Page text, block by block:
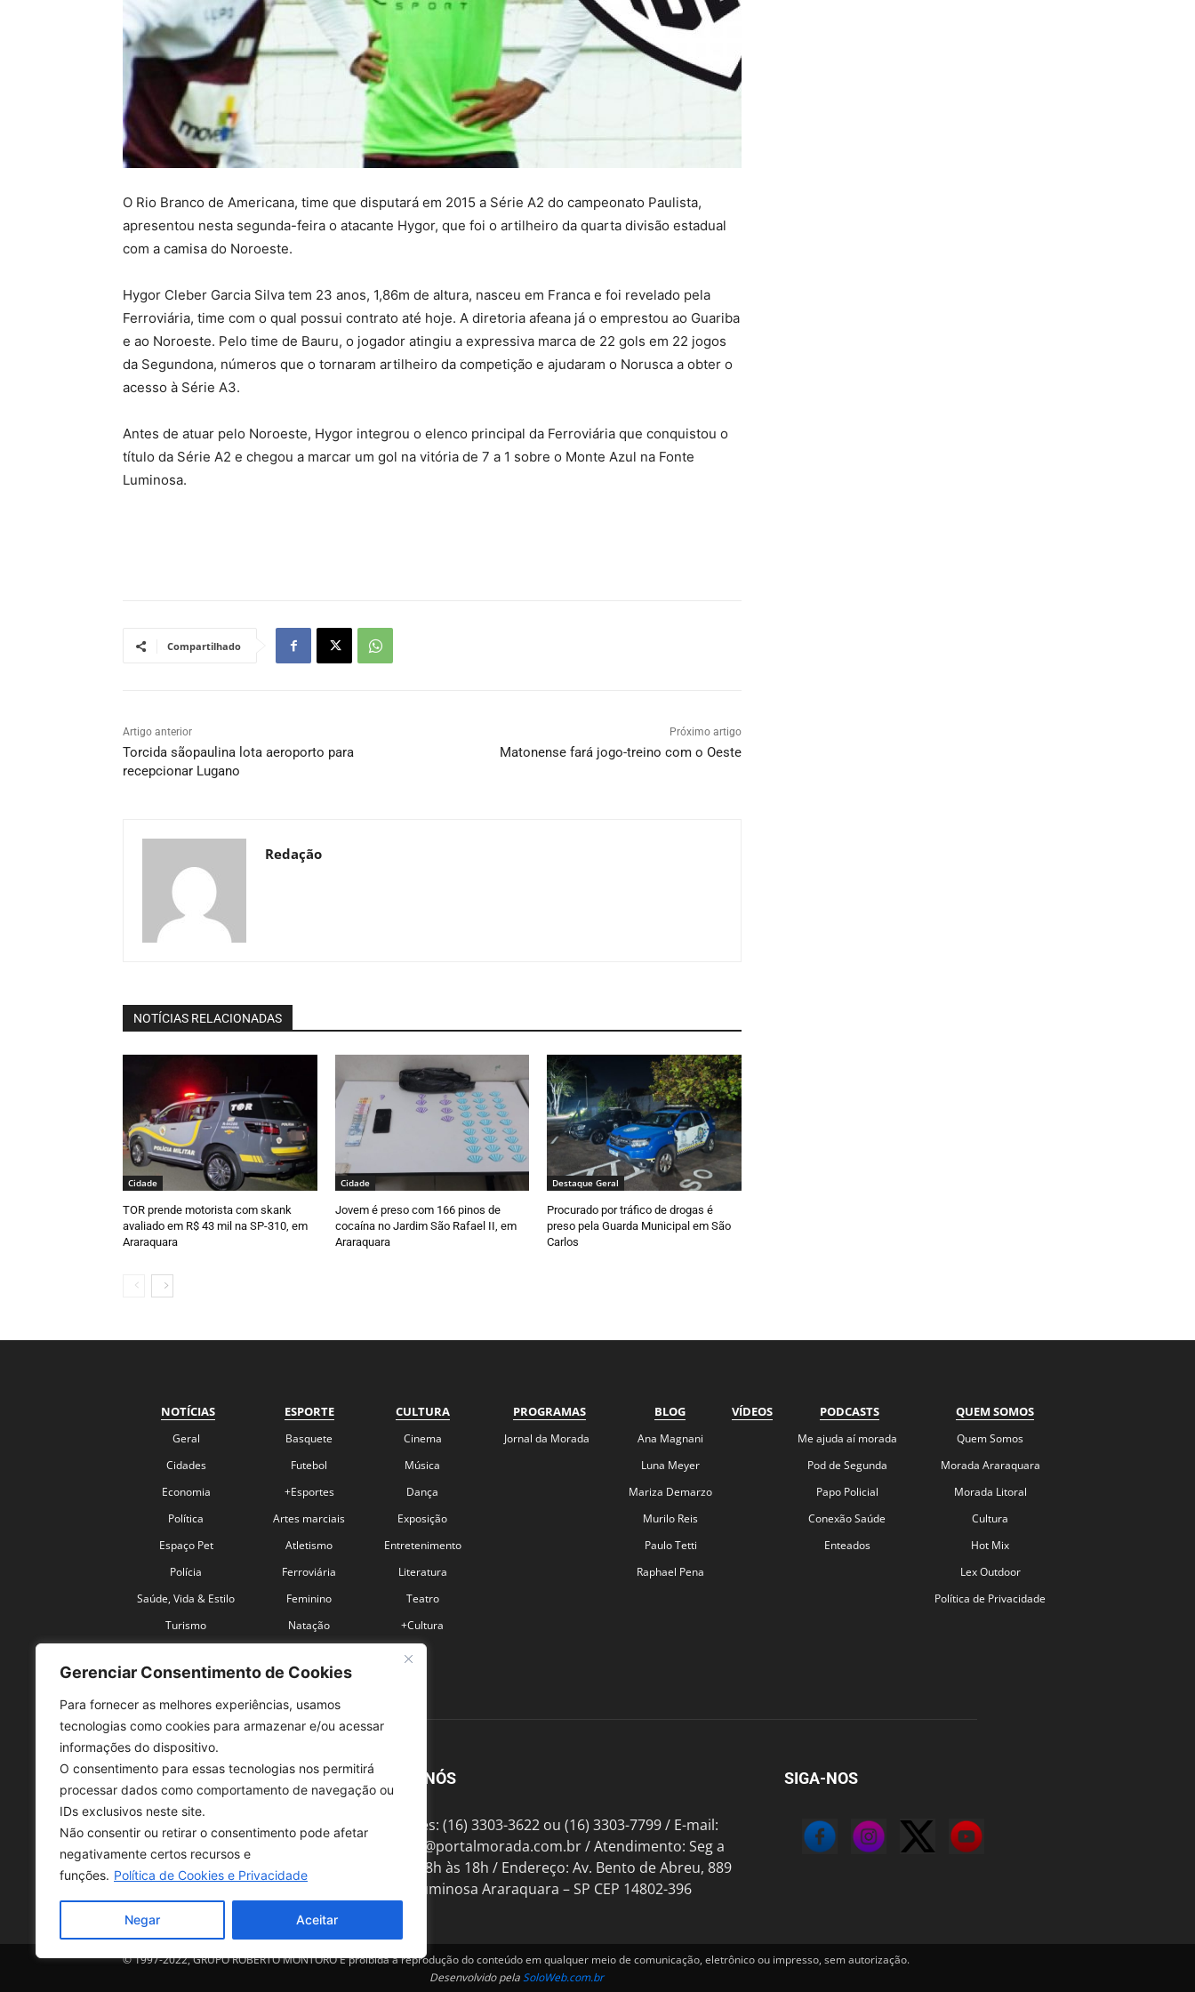
Gerenciar Consentimento de Cookies
Para fornecer as melhores experiências, usamos
tecnologias como cookies para armazenar e/ou acessar
informações do dispositivo.
O consentimento para essas tecnologias nos permitirá
processar dados como comportamento de navegação ou
IDs exclusivos neste site.
Não consentir ou retirar o consentimento pode afetar
negativamente certos recursos e
funções. Política de Cookies e Privacidade
Negar Aceitar
O Rio Branco de Americana, time que disputará em 2015 a Série A2 do campeonato Paulista,
apresentou nesta segunda-feira o atacante Hygor, que foi o artilheiro da quarta divisão estadual
com a camisa do Noroeste.
Hygor Cleber Garcia Silva tem 23 anos, 1,86m de altura, nasceu em Franca e foi revelado pela
Ferroviária, time com o qual possui contrato até hoje. A diretoria afeana já o emprestou ao Guariba
e ao Noroeste. Pelo time de Bauru, o jogador atingiu a expressiva marca de 22 gols em 22 jogos
da Segundona, números que o tornaram artilheiro da competição e ajudaram o Norusca a obter o
acesso à Série A3.
Antes de atuar pelo Noroeste, Hygor integrou o elenco principal da Ferroviária que conquistou o
título da Série A2 e chegou a marcar um gol na vitória de 7 a 1 sobre o Monte Azul na Fonte
Luminosa.
Compartilhado
Artigo anterior
Torcida sãopaulina lota aeroporto para
recepcionar Lugano
Próximo artigo
Matonense fará jogo-treino com o Oeste
Redação
NOTÍCIAS RELACIONADAS
Cidade
TOR prende motorista com skank
avaliado em R$ 43 mil na SP-310, em
Araraquara
Cidade
Jovem é preso com 166 pinos de
cocaína no Jardim São Rafael II, em
Araraquara
Destaque Geral
Procurado por tráfico de drogas é
preso pela Guarda Municipal em São
Carlos
NOTÍCIAS
Geral
Cidades
Economia
Política
Espaço Pet
Polícia
Saúde, Vida & Estilo
Turismo
ESPORTE
Basquete
Futebol
+Esportes
Artes marciais
Atletismo
Ferroviária
Feminino
Natação
CULTURA
Cinema
Música
Dança
Exposição
Entretenimento
Literatura
Teatro
+Cultura
PROGRAMAS
Jornal da Morada
BLOG
Ana Magnani
Luna Meyer
Mariza Demarzo
Murilo Reis
Paulo Tetti
Raphael Pena
VÍDEOS PODCASTS
Me ajuda aí morada
Pod de Segunda
Papo Policial
Conexão Saúde
Enteados
QUEM SOMOS
Quem Somos
Morada Araraquara
Morada Litoral
Cultura
Hot Mix
Lex Outdoor
Política de Privacidade
SOBRE NÓS
Telefones: (16) 3303-3622 ou (16) 3303-7799 / E-mail:
contato@portalmorada.com.br/ Atendimento: Seg a
Sex das 8h às 18h / Endereço: Av. Bento de Abreu, 889
Fonte Luminosa Araraquara – SP CEP 14802-396
SIGA-NOS
© 1997-2022, GRUPO ROBERTO MONTORO É proibida a reprodução do conteúdo em qualquer meio de comunicação, eletrônico ou impresso, sem autorização.
Desenvolvido pelaSoloWeb.com.br